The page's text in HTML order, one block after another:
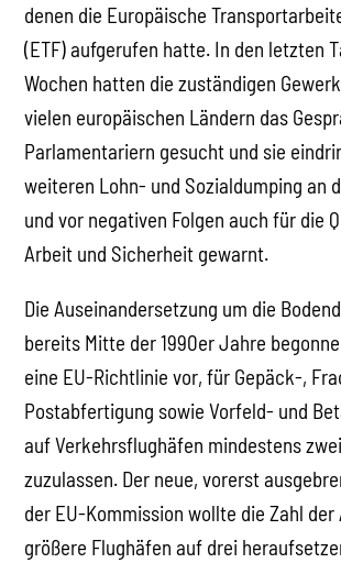
denen die Europäische
(ETF) aufgerufen hatte. In den letzten
Wochen hatten die zuständigen
vielen europäischen Ländern das
Parlamentariern gesucht und sie
weiteren Lohn- und Sozialdumping an
und vor negativen Folgen auch für die
Arbeit und Sicherheit gewarnt.
Die Auseinandersetzung um die
bereits Mitte der 1990er Jahre
eine EU-Richtlinie vor, für Gepäck-,
Postabfertigung sowie Vorfeld- und
auf Verkehrsflughäfen mindestens
zuzulassen. Der neue, vorerst
der EU-Kommission wollte die Zahl
größere Flughäfen auf drei